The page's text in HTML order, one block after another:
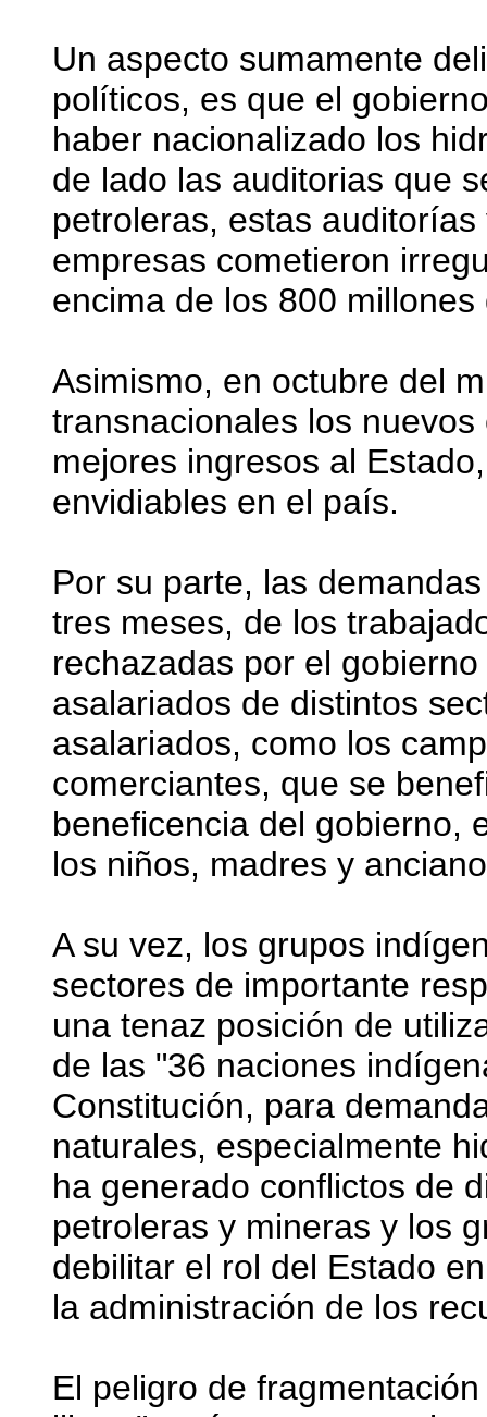
Un aspecto sumamente
políticos, es que el
haber nacionalizado los
de lado las auditorias que
petroleras, estas
empresas cometieron
encima de los 800
Asimismo, en octubre del
transnacionales los
mejores ingresos al
envidiables en el país.
Por su parte, las
tres meses, de los
rechazadas por el
asalariados de distintos
asalariados, como los
comerciantes, que se
beneficencia del gobierno,
los niños, madres y
A su vez, los grupos
sectores de importante
una tenaz posición de
de las "36 naciones
Constitución, para
naturales, especialmente
ha generado conflictos de
petroleras y mineras y los
debilitar el rol del Estado
la administración de los
El peligro de